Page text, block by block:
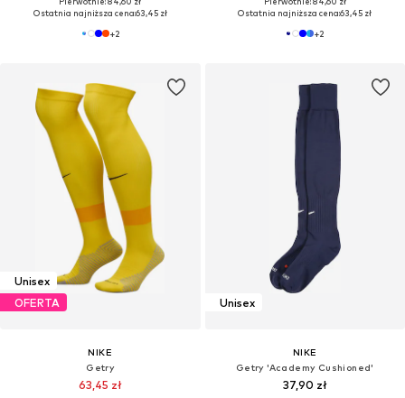
Ostatnia najniższa cena:63,45 zł
+2
Ostatnia najniższa cena:63,45 zł
+2
Unisex
OFERTA
NIKE
Getry
63,45 zł
Unisex
NIKE
Getry 'Academy Cushioned'
37,90 zł